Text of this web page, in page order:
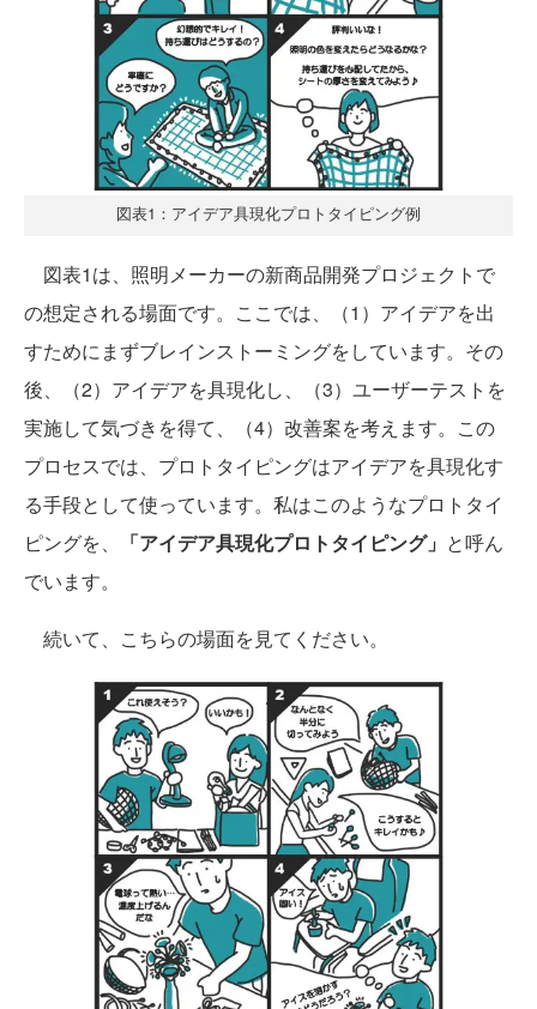
図表1：アイデア具現化プロトタイピング例
図表1は、照明メーカーの新商品開発プロジェクトで
の想定される場面です。ここでは、（1）アイデアを出
すためにまずブレインストーミングをしています。その
後、（2）アイデアを具現化し、（3）ユーザーテストを
実施して気づきを得て、（4）改善案を考えます。この
プロセスでは、プロトタイピングはアイデアを具現化す
る手段として使っています。私はこのようなプロトタイ
ピングを、
「アイデア具現化プロトタイピング」 と呼ん
でいます。
続いて、こちらの場面を見てください。